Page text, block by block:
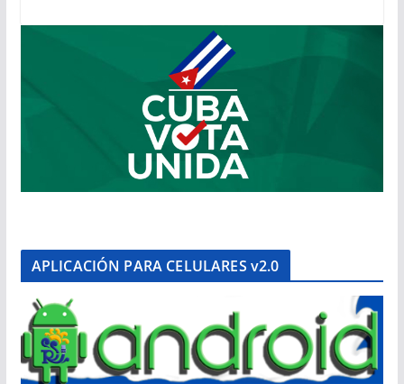
APLICACIÓN PARA CELULARES v2.0